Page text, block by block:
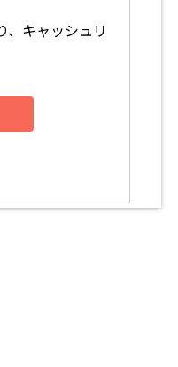
、キャッシュリ